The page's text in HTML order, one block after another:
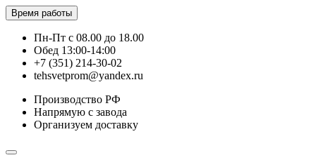
Время работы
Пн-Пт с 08.00 до 18.00
Обед 13:00-14:00
+7 (351) 214-30-02
tehsvetprom@yandex.ru
Производство РФ
Напрямую с завода
Организуем доставку